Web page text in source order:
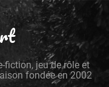
fiction, jeu de rôle et
fondée en 2002